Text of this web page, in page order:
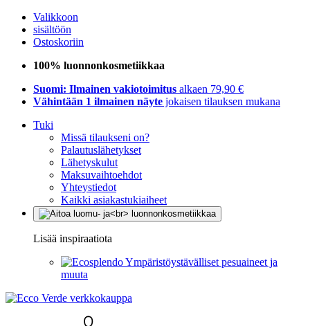
Valikkoon
sisältöön
Ostoskoriin
100% luonnonkosmetiikkaa
Suomi: Ilmainen vakiotoimitus alkaen 79,90 €
Vähintään 1 ilmainen näyte jokaisen tilauksen mukana
Tuki
Missä tilaukseni on?
Palautuslähetykset
Lähetyskulut
Maksuvaihtoehdot
Yhteystiedot
Kaikki asiakastukiaiheet
Lisää inspiraatiota
Ympäristöystävälliset pesuaineet ja
muuta